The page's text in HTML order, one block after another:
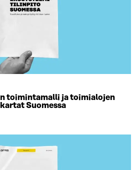
toimintamalli ja toimialojen
Suomessa